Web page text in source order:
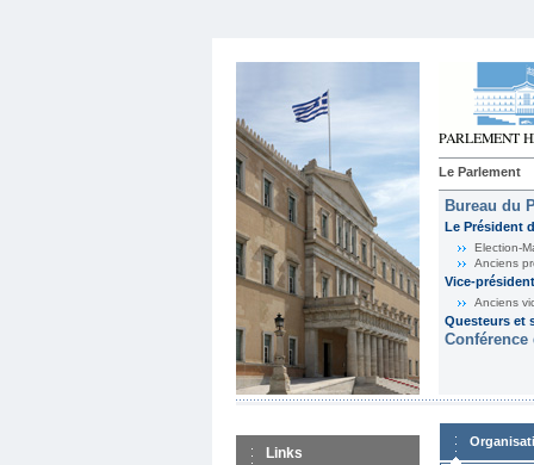
Le Parlement
Bureau du
Le Président
Election-
Anciens
Vice-
Anciens
Questeurs et
Links